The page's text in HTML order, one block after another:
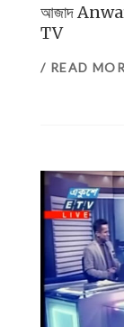
আজাদ
TV
/ READ